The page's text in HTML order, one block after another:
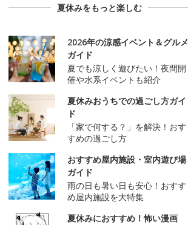
夏休みをもっと楽しむ
2026年の涼感イベント＆グルメ
ガイド
夏でも涼しく遊びたい！夜間開
催や水系イベントも紹介
夏休みおうちでの過ごし方ガイ
ド
「家で何する？」を解決！おす
すめの過ごし方
おすすめ屋内施設・室内遊び場
ガイド
雨の日も暑い日も安心！おすす
め屋内施設を大特集
夏休みにおすすめ！怖い漫画